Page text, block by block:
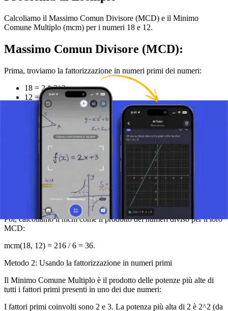
Calcoliamo il Massimo Comun Divisore (MCD) e il Minimo
Comune Multiplo (mcm) per i numeri 18 e 12.
Massimo Comun Divisore (MCD):
Prima, troviamo la fattorizzazione in numeri primi dei numeri:
18 = 2 * 3^2
12 = 2^2 * 3
I fattori primi comuni sono 2 e 3. Il Massimo Comun Divisore è il
prodotto delle potenze più basse di questi fattori primi comuni:
MCD(18, 12) = 2^1 * 3^1 = 2 * 3 = 6.
Minimo Comune Multiplo (mcm):
Metodo 1: Usando il prodotto e il MCD
Prima, calcoliamo il prodotto dei numeri: 18 * 12 = 216.
Poi, calcoliamo il mcm come il prodotto dei numeri diviso per il loro
MCD:
mcm(18, 12) = 216 / 6 = 36.
Metodo 2: Usando la fattorizzazione in numeri primi
Il Minimo Comune Multiplo è il prodotto delle potenze più alte di
tutti i fattori primi presenti in uno dei due numeri:
I fattori primi coinvolti sono 2 e 3. La potenza più alta di 2 è 2^2 (da